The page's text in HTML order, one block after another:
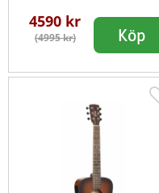
4590 kr
(4995 kr) Köp